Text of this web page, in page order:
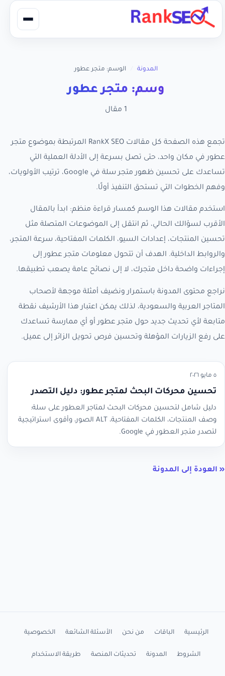
المدونة الوسم: متجر عطور
وسم: متجر عطور
1 مقال
تجمع هذه الصفحة كل مقالات RankX SEO المرتبطة بموضوع متجر
عطور في مكان واحد، حتى تصل بسرعة إلى الأدلة العملية التي
تساعدك على تحسين ظهور متجر سلة في Google، ترتيب الأولويات،
وفهم الخطوات التي تستحق التنفيذ أولًا.
استخدم مقالات هذا الوسم كمسار قراءة منظم: ابدأ بالمقال
الأقرب لسؤالك الحالي، ثم انتقل إلى الموضوعات المتصلة مثل
تحسين المنتجات، إعدادات السيو، الكلمات المفتاحية، سرعة المتجر،
والروابط الداخلية. الهدف أن تتحول معلومات متجر عطور إلى
إجراءات واضحة داخل متجرك، لا إلى نصائح عامة يصعب تطبيقها.
نراجع محتوى المدونة باستمرار ونضيف أمثلة موجهة لأصحاب
المتاجر العربية والسعودية، لذلك يمكن اعتبار هذا الأرشيف نقطة
متابعة لأي تحديث جديد حول متجر عطور أو أي ممارسة تساعدك
على رفع الزيارات المؤهلة وتحسين فرص تحويل الزائر إلى عميل.
٥ مايو ٢٠٢٦
تحسين محركات البحث لمتجر عطور: دليل التصدر
دليل شامل لتحسين محركات البحث لمتاجر العطور على سلة:
وصف المنتجات، الكلمات المفتاحية، ALT الصور، وأقوى استراتيجية
لتصدر متجر العطور في Google.
« العودة إلى المدونة
الرئيسية الباقات من نحن الأسئلة الشائعة الخصوصية
الشروط المدونة تحديثات المنصة طريقة الاستخدام